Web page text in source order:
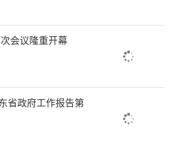
生物医疗团队的培训
得到一个工作好帮手
会议隆重开幕
省政府工作报告第